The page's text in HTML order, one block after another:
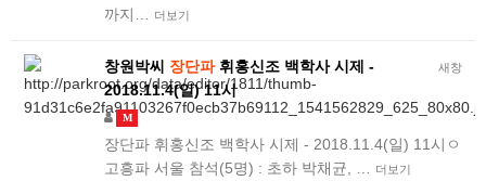
까지…
더보기
새창
창원박씨 장단파휘홍신조 백학사 시제 -
2018.11.4(일) 11시
M
장단파 휘홍신조 백학사 시제 - 2018.11.4(일) 11시ㅇ
고흥파 서울 참석(5명) : 초하 박채균, …
더보기